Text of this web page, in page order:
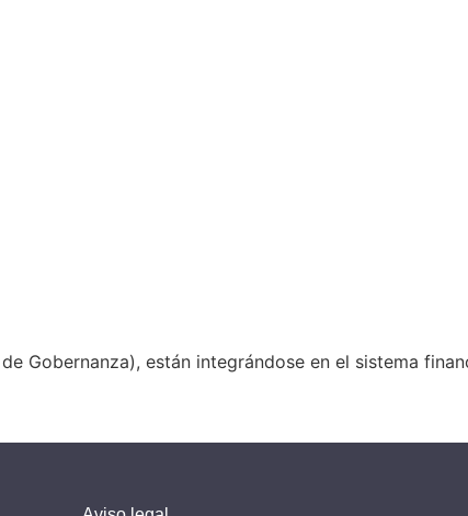
Gobernanza), están integrándose en el sistema